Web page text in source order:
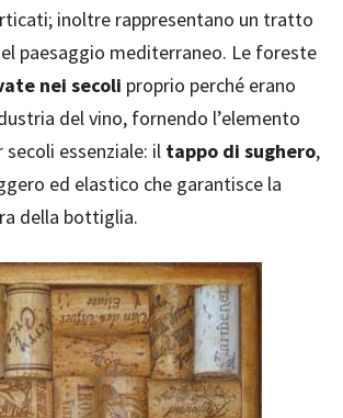
inoltre rappresentano un tratto
paesaggio mediterraneo. Le foreste
nei secoli proprio perché erano
del vino, fornendo l’elemento
essenziale: il tappo di sughero,
ed elastico che garantisce la
della bottiglia.